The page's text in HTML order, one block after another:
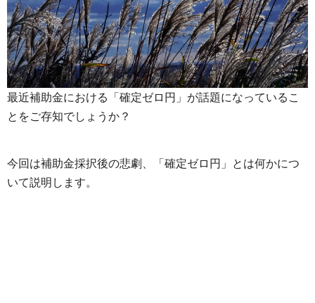
最近補助金における「確定ゼロ円」が話題になっているこ
とをご存知でしょうか？
今回は補助金採択後の悲劇、「確定ゼロ円」とは何かにつ
いて説明します。